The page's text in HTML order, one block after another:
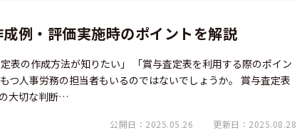
例・評価実施時のポイントを解説
表の作成方法が知りたい」 「賞与査定表を利用する際のポイン
つ人事労務の担当者もいるのではないでしょうか。 賞与査定表
大切な判断…
公開日：2025.05.26 更新日：2025.08.28